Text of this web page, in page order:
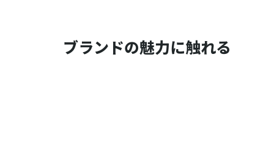
ブランドの魅力に触れる